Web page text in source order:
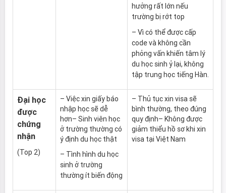
hưởng rất lớn nếu
trường bị rớt top
– Vì có thể được cấp
code và không cần
phỏng vấn khiến tâm lý
du học sinh ỷ lại, không
tập trung học tiếng Hàn.
Đại học
được
chứng
nhận
(Top 2)
– Việc xin giấy báo
nhập học sẽ dễ
hơn– Sinh viên học
ở trường thường có
ý định du học thật
– Tình hình du học
sinh ở trường
thường ít biến động
– Thủ tục xin visa sẽ
bình thường, theo đúng
quy định– Không được
giảm thiểu hồ sơ khi xin
visa tại Việt Nam